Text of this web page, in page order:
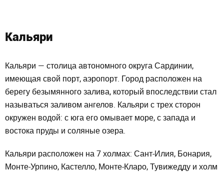
Кальяри
Кальяри — столица автономного округа Сардинии,
имеющая свой порт, аэропорт. Город расположен на
берегу безымянного залива, который впоследствии стал
называться заливом ангелов. Кальяри с трех сторон
окружен водой: с юга его омывает море, с запада и
востока пруды и соляные озера.
Кальяри расположен на 7 холмах: Сант-Илия, Бонария,
Монте-Урпино, Кастелло, Монте-Кларо, Тувижедду и холм